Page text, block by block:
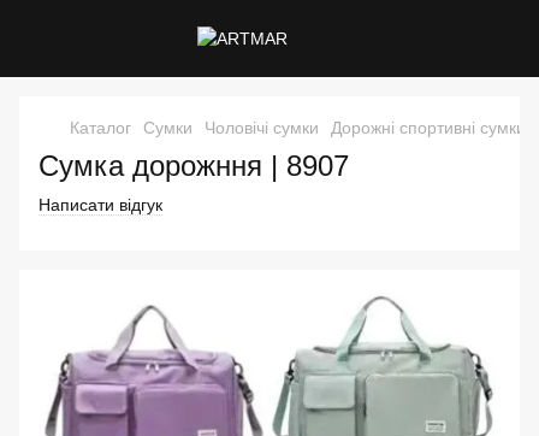
Каталог Сумки Чоловічі сумки Дорожні спортивні сумки
Сумка дорожння | 8907
Написати відгук